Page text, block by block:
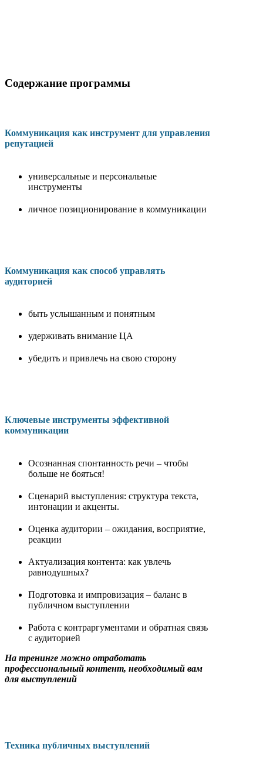
Содержание программы
Коммуникация как инструмент для управления
репутацией
универсальные и персональные
инструменты
личное позиционирование в коммуникации
Коммуникация как способ управлять
аудиторией
быть услышанным и понятным
удерживать внимание ЦА
убедить и привлечь на свою сторону
Ключевые инструменты эффективной
коммуникации
Осознанная спонтанность речи – чтобы
больше не бояться!
Сценарий выступления: структура текста,
интонации и акценты.
Оценка аудитории – ожидания, восприятие,
реакции
Актуализация контента: как увлечь
равнодушных?
Подготовка и импровизация – баланс в
публичном выступлении
Работа с контраргументами и обратная связь
с аудиторией
На тренинге можно отработать
профессиональный контент, необходимый вам
для выступлений
Техника публичных выступлений